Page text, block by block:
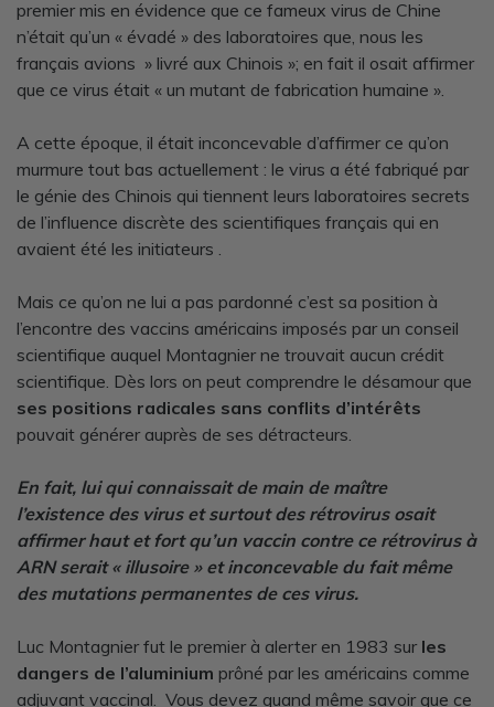
premier mis en évidence que ce fameux virus de Chine
n’était qu’un « évadé » des laboratoires que, nous les
français avions » livré aux Chinois »; en fait il osait affirmer
que ce virus était « un mutant de fabrication humaine ».
A cette époque, il était inconcevable d’affirmer ce qu’on
murmure tout bas actuellement : le virus a été fabriqué par
le génie des Chinois qui tiennent leurs laboratoires secrets
de l’influence discrète des scientifiques français qui en
avaient été les initiateurs .
Mais ce qu’on ne lui a pas pardonné c’est sa position à
l’encontre des vaccins américains imposés par un conseil
scientifique auquel Montagnier ne trouvait aucun crédit
scientifique. Dès lors on peut comprendre le désamour que
ses positions radicales sans conflits d’intérêts
pouvait générer auprès de ses détracteurs.
En fait, lui qui connaissait de main de maître
l’existence des virus et surtout des rétrovirus osait
affirmer haut et fort qu’un vaccin contre ce rétrovirus à
ARN serait « illusoire » et inconcevable du fait même
des mutations permanentes de ces virus.
Luc Montagnier fut le premier à alerter en 1983 sur les
dangers de l’aluminium prôné par les américains comme
adjuvant vaccinal. Vous devez quand même savoir que ce